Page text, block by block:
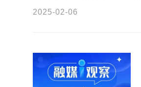
2025-02-06